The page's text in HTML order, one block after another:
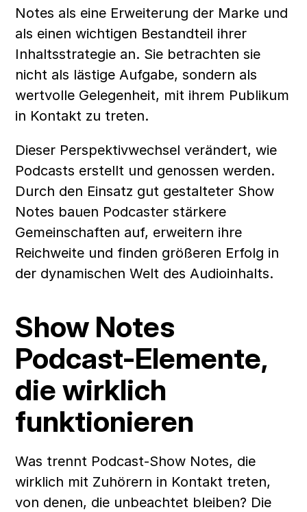
Notes als eine Erweiterung der Marke und
als einen wichtigen Bestandteil ihrer
Inhaltsstrategie an. Sie betrachten sie
nicht als lästige Aufgabe, sondern als
wertvolle Gelegenheit, mit ihrem Publikum
in Kontakt zu treten.
Dieser Perspektivwechsel verändert, wie
Podcasts erstellt und genossen werden.
Durch den Einsatz gut gestalteter Show
Notes bauen Podcaster stärkere
Gemeinschaften auf, erweitern ihre
Reichweite und finden größeren Erfolg in
der dynamischen Welt des Audioinhalts.
Show Notes
Podcast-Elemente,
die wirklich
funktionieren
Was trennt Podcast-Show Notes, die
wirklich mit Zuhörern in Kontakt treten,
von denen, die unbeachtet bleiben? Die